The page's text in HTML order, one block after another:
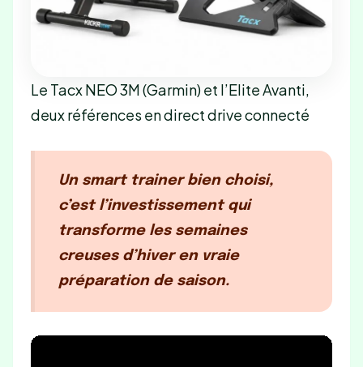
Le Tacx NEO 3M (Garmin) et l’Elite Avanti,
deux références en direct drive connecté
Un smart trainer bien choisi,
c’est l’investissement qui
transforme les semaines
creuses d’hiver en vraie
préparation de saison.